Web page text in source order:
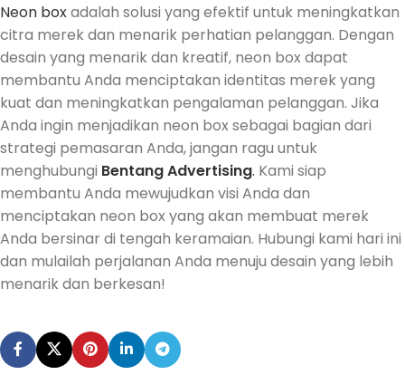
Neon boxadalah solusi yang efektif untuk meningkatkan
citra merek dan menarik perhatian pelanggan. Dengan
desain yang menarik dan kreatif, neon box dapat
membantu Anda menciptakan identitas merek yang
kuat dan meningkatkan pengalaman pelanggan. Jika
Anda ingin menjadikan neon box sebagai bagian dari
strategi pemasaran Anda, jangan ragu untuk
menghubungi Bentang Advertising. Kami siap
membantu Anda mewujudkan visi Anda dan
menciptakan neon box yang akan membuat merek
Anda bersinar di tengah keramaian. Hubungi kami hari ini
dan mulailah perjalanan Anda menuju desain yang lebih
menarik dan berkesan!